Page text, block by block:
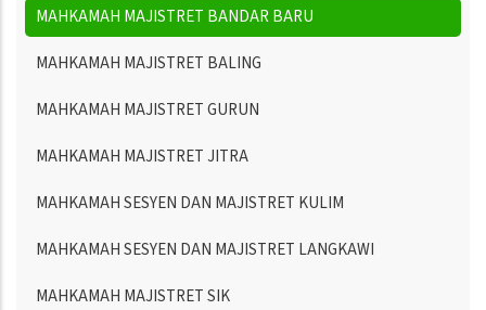
MAHKAMAH MAJISTRET BANDAR BARU
MAHKAMAH MAJISTRET BALING
MAHKAMAH MAJISTRET GURUN
MAHKAMAH MAJISTRET JITRA
MAHKAMAH SESYEN DAN MAJISTRET KULIM
MAHKAMAH SESYEN DAN MAJISTRET LANGKAWI
MAHKAMAH MAJISTRET SIK